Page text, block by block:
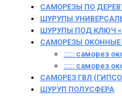
САМОРЕЗЫ ПО
ШУРУПЫ
ШУРУПЫ ПОД КЛЮЧ
САМОРЕЗЫ ОКОННЫЕ
:::::: саморез
:::::: саморез
САМОРЕЗ ГВЛ
ШУРУП ПОЛУСФЕРА